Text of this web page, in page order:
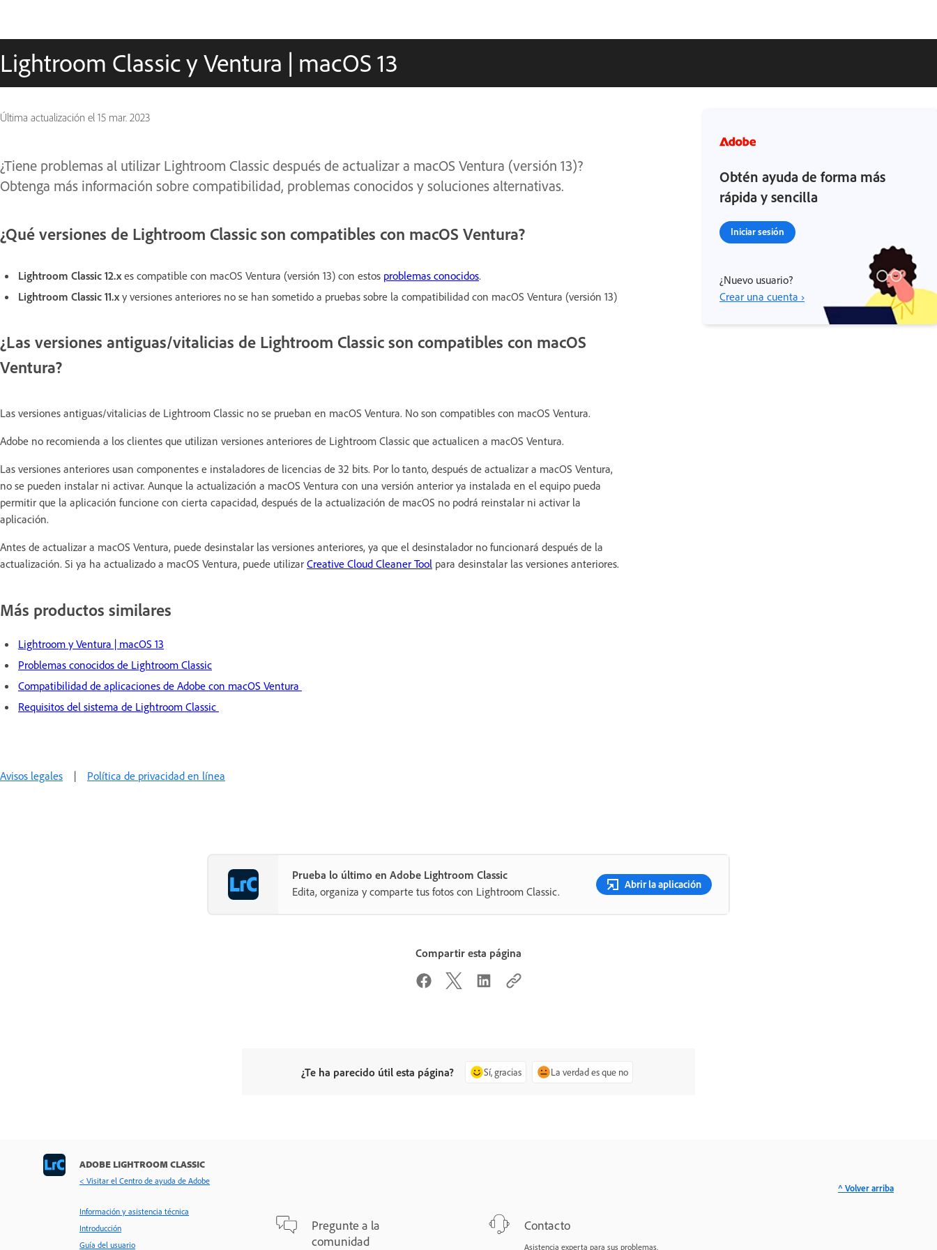
Lightroom Classic y Ventura | macOS 13
Última actualización el 15 mar. 2023
¿Tiene problemas al utilizar Lightroom Classic después de actualizar a macOS Ventura (versión 13)?
Obtenga más información sobre compatibilidad, problemas conocidos y soluciones alternativas.
¿Qué versiones de Lightroom Classic son compatibles con macOS Ventura?
Lightroom Classic 12.x es compatible con macOS Ventura (versión 13) con estos problemas conocidos.
Lightroom Classic 11.x y versiones anteriores no se han sometido a pruebas sobre la compatibilidad con macOS Ventura (versión 13)
¿Las versiones antiguas/vitalicias de Lightroom Classic son compatibles con macOS
Ventura?
Las versiones antiguas/vitalicias de Lightroom Classic no se prueban en macOS Ventura. No son compatibles con macOS Ventura.
Adobe no recomienda a los clientes que utilizan versiones anteriores de Lightroom Classic que actualicen a macOS Ventura.
Las versiones anteriores usan componentes e instaladores de licencias de 32 bits. Por lo tanto, después de actualizar a macOS Ventura,
no se pueden instalar ni activar. Aunque la actualización a macOS Ventura con una versión anterior ya instalada en el equipo pueda
permitir que la aplicación funcione con cierta capacidad, después de la actualización de macOS no podrá reinstalar ni activar la
aplicación.
Antes de actualizar a macOS Ventura, puede desinstalar las versiones anteriores, ya que el desinstalador no funcionará después de la
actualización. Si ya ha actualizado a macOS Ventura, puede utilizar Creative Cloud Cleaner Tool para desinstalar las versiones anteriores.
Más productos similares
Lightroom y Ventura | macOS 13
Problemas conocidos de Lightroom Classic
Compatibilidad de aplicaciones de Adobe con macOS Ventura
Requisitos del sistema de Lightroom Classic
Obtén ayuda de forma más
rápida y sencilla
Iniciar sesión
¿Nuevo usuario?
Crear una cuenta ›
Avisos legales | Política de privacidad en línea
Prueba lo último en Adobe Lightroom Classic
Edita, organiza y comparte tus fotos con Lightroom Classic.
Abrir la aplicación
Compartir esta página
¿Te ha parecido útil esta página? Sí, gracias La verdad es que no
ADOBE LIGHTROOM CLASSIC
< Visitar el Centro de ayuda de Adobe
Información y asistencia técnica
Introducción
Guía del usuario
Pregunte a la
comunidad
Contacto
Asistencia experta para sus problemas.
^ Volver arriba